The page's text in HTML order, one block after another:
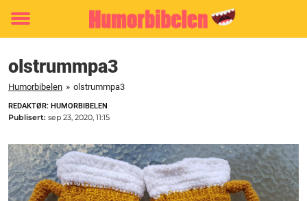
Toggle
olstrummpa3
Humorbibelen » olstrummpa3
REDAKTØR: HUMORBIBELEN
Publisert: sep 23, 2020, 11:15